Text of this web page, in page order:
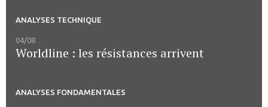
ANALYSES TECHNIQUE
04/08
Worldline : les résistances arrivent
ANALYSES FONDAMENTALES